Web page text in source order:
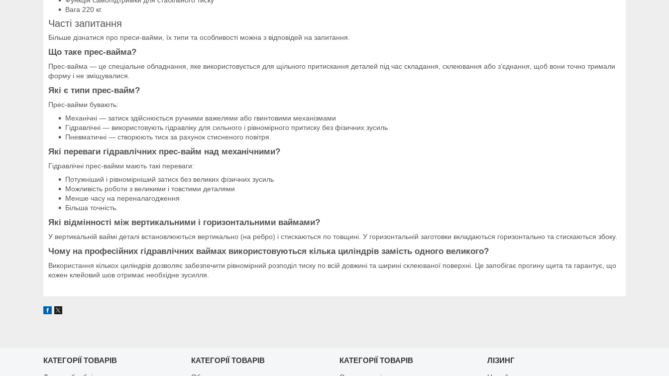
Вага 220 кг.
Часті запитання
Більше дізнатися про преси-вайми, їх типи та особливості можна з відповідей на запитання.
Що таке прес-вайма?
Прес-вайма — це спеціальне обладнання, яке використовується для щільного притискання деталей під час складання, склеювання або з’єднання, щоб вони точно тримали
форму і не зміщувалися.
Які є типи прес-вайм?
Прес-вайми бувають:
Механічні — затиск здійснюється ручними важелями або гвинтовими механізмами
Гідравлічні — використовують гідравліку для сильного і рівномірного притиску без фізичних зусиль
Пневматичні — створюють тиск за рахунок стисненого повітря.
Які переваги гідравлічних прес-вайм над механічними?
Гідравлічні прес-вайми мають такі переваги:
Потужніший і рівномірніший затиск без великих фізичних зусиль
Можливість роботи з великими і товстими деталями
Менше часу на переналагодження
Більша точність.
Які відмінності між вертикальними і горизонтальними ваймами?
У вертикальній ваймі деталі встановлюються вертикально (на ребро) і стискаються по товщині. У горизонтальній заготовки вкладаються горизонтально та стискаються збоку.
Чому на професійних гідравлічних ваймах використовуються кілька циліндрів замість одного великого?
Використання кількох циліндрів дозволяє забезпечити рівномірний розподіл тиску по всій довжині та ширині склеюваної поверхні. Це запобігає прогину щита та гарантує, що
кожен клейовий шов отримає необхідне зусилля.
КАТЕГОРІЇ ТОВАРІВ КАТЕГОРІЇ ТОВАРІВ КАТЕГОРІЇ ТОВАРІВ ЛІЗИНГ